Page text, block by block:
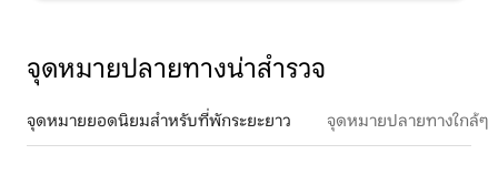
จุดหมายปลายทางน่าสำรวจ
จุดหมายยอดนิยมสำหรับที่พักระยะยาว จุดหมายปลายทางใกล้ๆ